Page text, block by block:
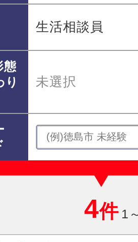
生活相談員
態
り
未選択
4件 1